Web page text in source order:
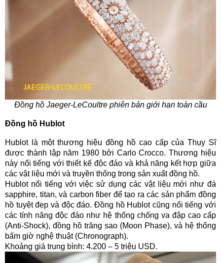
Đồng hồ Jaeger-LeCoultre phiên bản giới hạn toàn cầu
Đồng hồ Hublot
Hublot là một thương hiệu đồng hồ cao cấp của Thụy Sĩ
được thành lập năm 1980 bởi Carlo Crocco. Thương hiệu
này nổi tiếng với thiết kế độc đáo và khả năng kết hợp giữa
các vật liệu mới và truyền thống trong sản xuất đồng hồ.
Hublot nổi tiếng với việc sử dụng các vật liệu mới như đá
sapphire, titan, và carbon fiber để tạo ra các sản phẩm đồng
hồ tuyệt đẹp và độc đáo. Đồng hồ Hublot cũng nổi tiếng với
các tính năng độc đáo như hệ thống chống va đập cao cấp
(Anti-Shock), đồng hồ trăng sao (Moon Phase), và hệ thống
bấm giờ nghệ thuật (Chronograph).
Khoảng giá trung bình: 4.200 – 5 triệu USD.